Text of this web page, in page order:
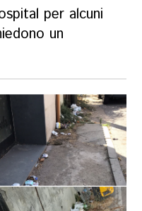
per alcuni
un